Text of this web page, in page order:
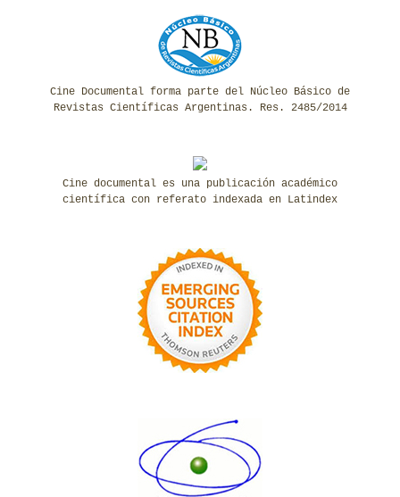
Cine Documental forma parte del Núcleo Básico de
Revistas Científicas Argentinas. Res. 2485/2014
Cine documental es una publicación académico
científica con referato indexada en Latindex